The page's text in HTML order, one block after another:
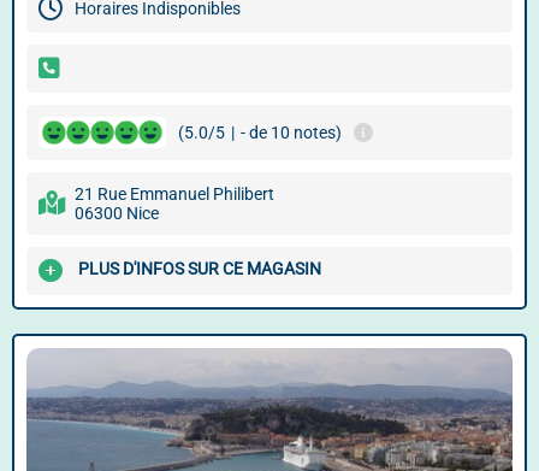
Horaires Indisponibles
(5.0/5 | - de 10 notes)
21 Rue Emmanuel Philibert
06300 Nice
PLUS D'INFOS SUR CE MAGASIN